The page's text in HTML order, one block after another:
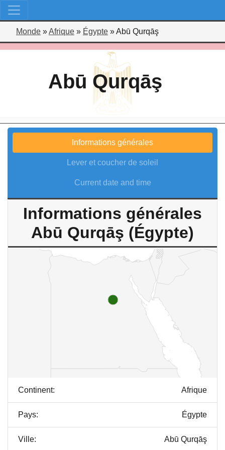
Monde »Afrique » Égypte »Abū Qurqāş
Abū Qurqāş
Informations générales
Lever et coucher de soleil
Current date and time
Informations générales
Abū Qurqāş (Égypte)
Continent: Afrique
Pays: Égypte
Ville: Abū Qurqāş